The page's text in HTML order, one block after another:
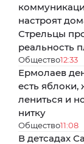
настроят
Стрельцы
реальность
Общество12:33
Ермолаев
есть
лениться и
нитку
Общество11:08
В детсадах